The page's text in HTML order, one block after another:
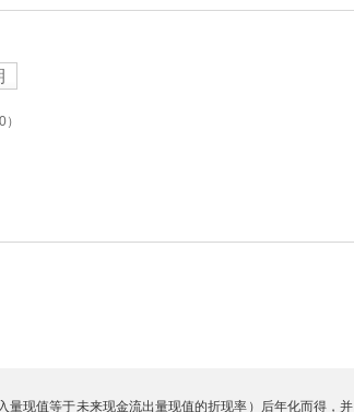
量现值等于未来现金流出量现值的折现率）后年化而得，并